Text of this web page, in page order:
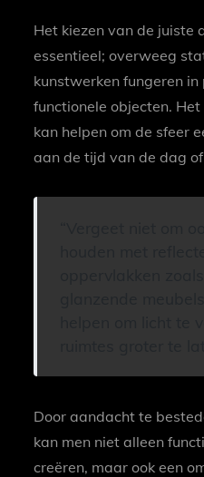
Het kiezen van de juiste
essentieel; overweeg
kunstwerken fungeren
functionele objecten.
kan helpen om de sfeer
aan de tijd van de dag
Door aandacht te
kan men niet alleen
creëren, maar ook een